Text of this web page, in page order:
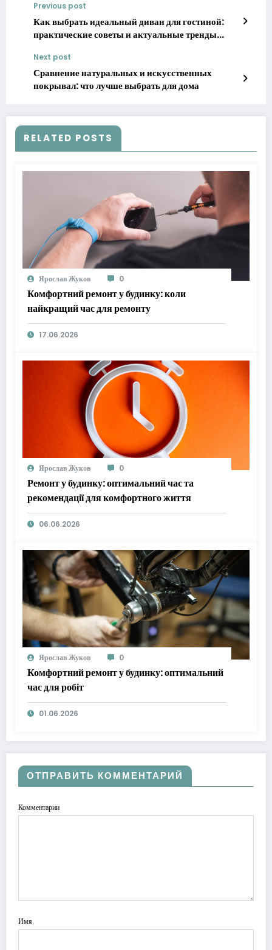
Previous post
Как выбрать идеальный диван для гостиной:
практические советы и актуальные тренды
Next post
Сравнение натуральных и искусственных
покрывал: что лучше выбрать для дома
RELATED POSTS
Ярослав Жуков 0
Комфортний ремонт у будинку: коли
найкращий час для ремонту
17.06.2026
Ярослав Жуков 0
Ремонт у будинку: оптимальний час та
рекомендації для комфортного життя
06.06.2026
Ярослав Жуков 0
Комфортний ремонт у будинку: оптимальний
час для робіт
01.06.2026
ОТПРАВИТЬ КОММЕНТАРИЙ
Комментарии
Имя